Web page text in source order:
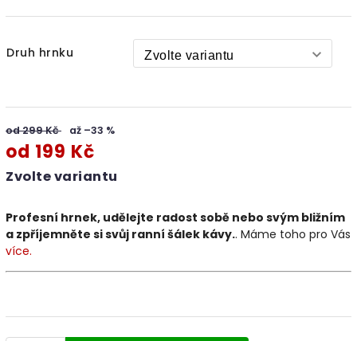
Druh hrnku
od 299 Kč až –33 %
od 199 Kč
Zvolte variantu
Profesní hrnek, udělejte radost sobě nebo svým bližním
a zpříjemněte si svůj ranní šálek kávy.. Máme toho pro Vás
více.